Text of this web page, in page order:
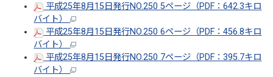
平成25年8月15日発行NO.250 5ページ（PDF：642.3キロ
バイト）
平成25年8月15日発行NO.250 6ページ（PDF：456.8キロ
バイト）
平成25年8月15日発行NO.250 7ページ（PDF：395.7キロ
バイト）